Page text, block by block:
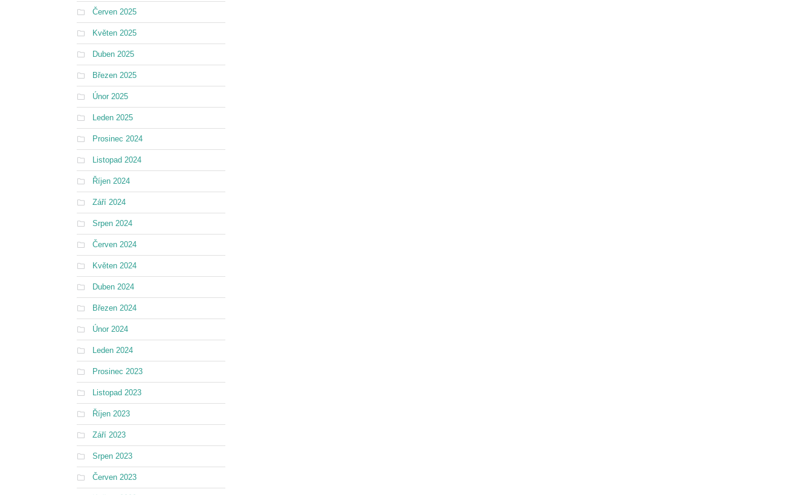
Červen 2025
Květen 2025
Duben 2025
Březen 2025
Únor 2025
Leden 2025
Prosinec 2024
Listopad 2024
Říjen 2024
Září 2024
Srpen 2024
Červen 2024
Květen 2024
Duben 2024
Březen 2024
Únor 2024
Leden 2024
Prosinec 2023
Listopad 2023
Říjen 2023
Září 2023
Srpen 2023
Červen 2023